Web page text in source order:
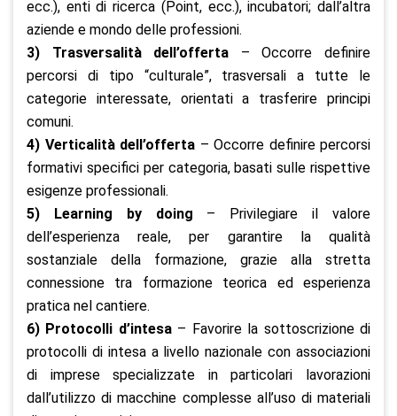
ecc.), enti di ricerca (Point, ecc.), incubatori; dall’altra
aziende e mondo delle professioni.
3) Trasversalità dell’offerta – Occorre definire
percorsi di tipo “culturale”, trasversali a tutte le
categorie interessate, orientati a trasferire principi
comuni.
4) Verticalità dell’offerta – Occorre definire percorsi
formativi specifici per categoria, basati sulle rispettive
esigenze professionali.
5) Learning by doing – Privilegiare il valore
dell’esperienza reale, per garantire la qualità
sostanziale della formazione, grazie alla stretta
connessione tra formazione teorica ed esperienza
pratica nel cantiere.
6) Protocolli d’intesa– Favorire la sottoscrizione di
protocolli di intesa a livello nazionale con associazioni
di imprese specializzate in particolari lavorazioni
dall’utilizzo di macchine complesse all’uso di materiali